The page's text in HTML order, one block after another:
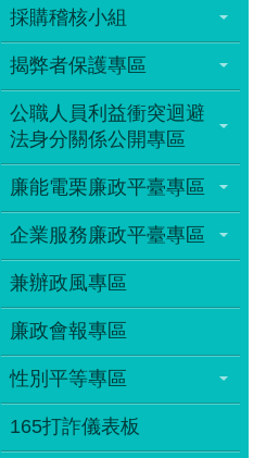
採購稽核小組
揭弊者保護專區
公職人員利益衝突迴避
法身分關係公開專區
廉能電栗廉政平臺專區
企業服務廉政平臺專區
兼辦政風專區
廉政會報專區
性別平等專區
165打詐儀表板